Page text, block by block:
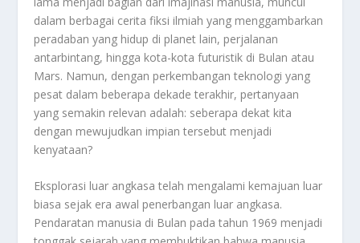
dalam berbagai cerita fiksi ilmiah yang menggambarkan
peradaban yang hidup di planet lain, perjalanan
antarbintang, hingga kota-kota futuristik di Bulan atau
Mars. Namun, dengan perkembangan teknologi yang
pesat dalam beberapa dekade terakhir, pertanyaan
yang semakin relevan adalah: seberapa dekat kita
dengan mewujudkan impian tersebut menjadi
kenyataan?
Eksplorasi luar angkasa telah mengalami kemajuan luar
biasa sejak era awal penerbangan luar angkasa.
Pendaratan manusia di Bulan pada tahun 1969 menjadi